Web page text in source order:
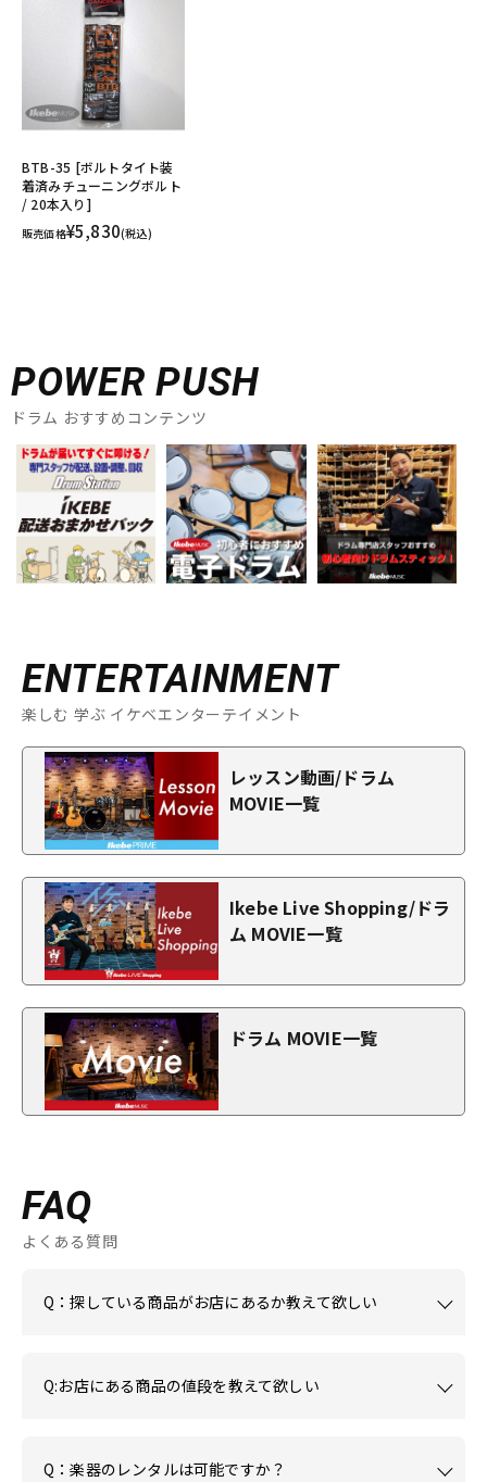
BTB-35 [ボルトタイト装
着済みチューニングボルト
/ 20本入り]
販売価格¥5,830(税込)
POWER PUSH
ドラム おすすめコンテンツ
ENTERTAINMENT
楽しむ 学ぶ イケベエンターテイメント
レッスン動画/ドラム
MOVIE一覧
Ikebe Live Shopping/ドラ
ム MOVIE一覧
ドラム MOVIE一覧
FAQ
よくある質問
Q：探している商品がお店にあるか教えて欲しい
Q:お店にある商品の値段を教えて欲しい
Q：楽器のレンタルは可能ですか？